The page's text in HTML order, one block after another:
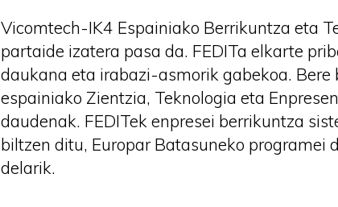
Vicomtech-IK4 Espainiako Berrikuntza eta
partaide izatera pasa da. FEDITa elkarte
daukana eta irabazi-asmorik gabekoa.
espainiako Zientzia, Teknologia eta
daudenak. FEDITek enpresei berrikuntza
biltzen ditu, Europar Batasuneko
delarik.